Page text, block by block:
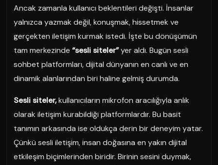
Ancak zamanla kullanıcı beklentileri değişti. İnsanlar
yalnızca yazmak değil, konuşmak, hissetmek ve
gerçekten iletişim kurmak istedi. İşte bu dönüşümün
tam merkezinde “sesli siteler”yer aldı. Bugün sesli
sohbet platformları, dijital dünyanın en canlı ve en
dinamik alanlarından biri haline gelmiş durumda.
Sesli siteler,kullanıcıların mikrofon aracılığıyla anlık
olarak iletişim kurabildiği platformlardır. Bu basit
tanımın arkasında ise oldukça derin bir deneyim yatar.
Çünkü sesli iletişim, insan doğasına en yakın dijital
etkileşim biçimlerinden biridir. Birinin sesini duymak,